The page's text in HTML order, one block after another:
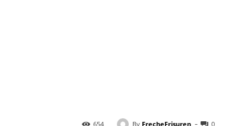
654 By FrecheFrisuren 0